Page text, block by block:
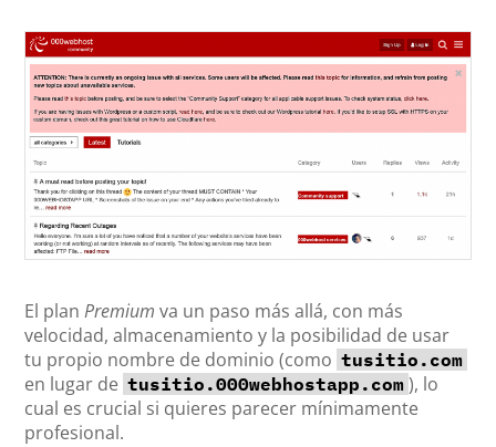
El planPremium va un paso más allá, con más
velocidad, almacenamiento y la posibilidad de usar
tu propio nombre de dominio (como tusitio.com
en lugar de tusitio.000webhostapp.com ), lo
cual es crucial si quieres parecer mínimamente
profesional.